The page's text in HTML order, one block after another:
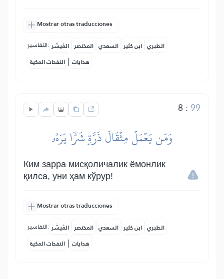
Mostrar otras traducciones
التفاسير: المُيسَّر المختصر السعدي ابن كثير الطبري
النفحات المكية | هدايات
8 :99
وَمَن يَعۡمَلۡ مِثۡقَالَ ذَرَّةٖ شَرّٗا يَرَهُۥ
Ким зарра мисқоличалик ёмонлик
қилса, уни ҳам кўрур!
Mostrar otras traducciones
التفاسير: المُيسَّر المختصر السعدي ابن كثير الطبري
النفحات المكية | هدايات